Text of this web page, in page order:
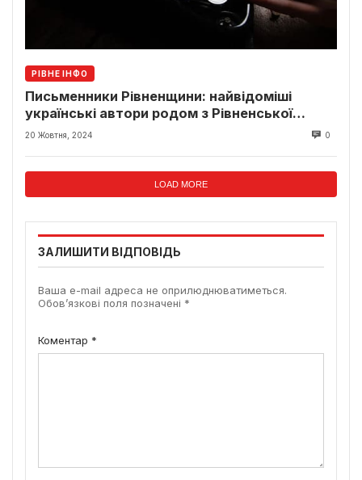
РІВНЕ ІНФО
Письменники Рівненщини: найвідоміші
українські автори родом з Рівненської
області
20 Жовтня, 2024 0
LOAD MORE
ЗАЛИШИТИ ВІДПОВІДЬ
Ваша e-mail адреса не оприлюднюватиметься.
Обов’язкові поля позначені *
Коментар *